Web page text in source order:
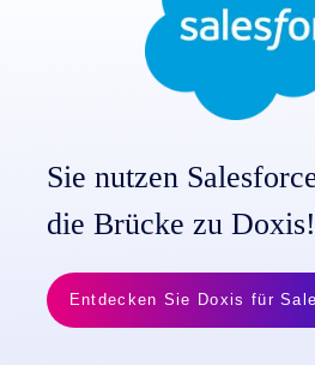
Sie nutzen
die Brücke zu Doxis!
Entdecken Sie Doxis für